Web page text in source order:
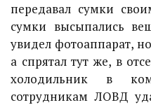
передавал сумки
сумки высыпались
увидел фотоаппарат,
а спрятал тут же, в
холодильник в
сотрудникам ЛОВД